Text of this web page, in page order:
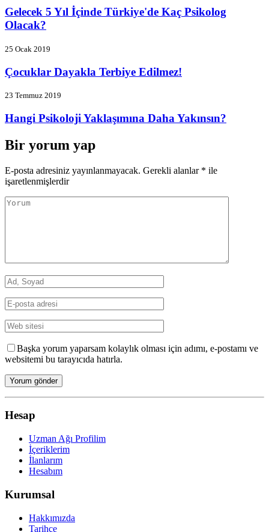
Gelecek 5 Yıl İçinde Türkiye'de Kaç Psikolog
Olacak?
25 Ocak 2019
Çocuklar Dayakla Terbiye Edilmez!
23 Temmuz 2019
Hangi Psikoloji Yaklaşımına Daha Yakınsın?
Bir yorum yap
E-posta adresiniz yayınlanmayacak. Gerekli alanlar * ile
işaretlenmişlerdir
Başka yorum yaparsam kolaylık olması için adımı, e-postamı ve
websitemi bu tarayıcıda hatırla.
Hesap
Uzman Ağı Profilim
İçeriklerim
İlanlarım
Hesabım
Kurumsal
Hakkımızda
Tarihçe